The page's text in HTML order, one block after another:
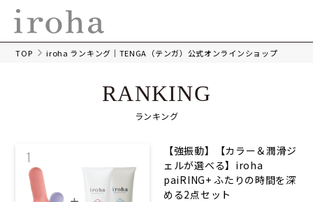
TOP iroha ランキング｜TENGA（テンガ）公式オンラインショップ
RANKING
ランキング
1
【強振動】【カラー＆潤滑ジ
ェルが選べる】iroha
paiRING+ ふたりの時間を深
める2点セット